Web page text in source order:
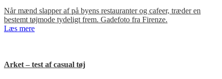
Når mænd slapper af på byens restauranter og cafeer, træder en
bestemt tøjmode tydeligt frem. Gadefoto fra Firenze.
Læs mere
Arket – test af casual tøj